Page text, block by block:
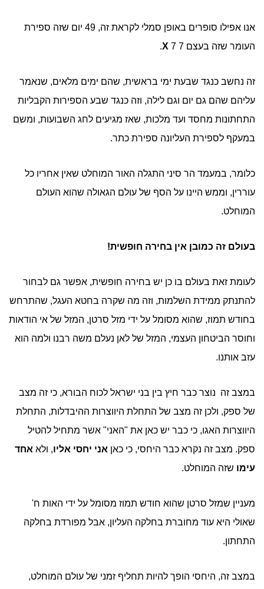
אנו אפילו סופרים באופן סמלי לקראת זה, 49 יום שזה ספירת
העומר שזה בעצם 7
X 7.
זה נחשב כנגד שבעת ימי בראשית, שהם ימים מלאים, שנאמר
עליהם שהם גם יום וגם לילה, וזה כנגד שבע הספירות הקבליות
התחתונות מחסד ועד מלכות, שאז מגיעים לחג השבועות, ומשם
במעקף לספירת העליונה ספירת כתר.
כלומר, במעמד הר סיני התגלה האור המוחלט שאין אחריו כל
עוררין, וממש היינו על הסף של עולם הגאולה שהוא העולם
המוחלט.
בעולם זה כמובן אין בחירה חופשית!
לעומת זאת בעולם בו כן יש בחירה חופשית, אפשר גם לבחור
להתנתק ממידת השלמות, וזה מה שקרה בחטא העגל, שהתרחש
בחודש תמוז, שהוא מסומל על ידי מזל סרטן, המזל של אי הודאות
וחוסר הביטחון העצמי, המזל של לאן נעלם משה רבנו ולמה הוא
עזב אותנו.
במצב זה נוצר כבר חיץ בין בני ישראל לכוח הבורא, כי זה מצב
של ספק, ולכן זה מצב של התחלת היווצרות ההיבדלות, התחלת
היווצרות האגו, כי כבר יש כאן את "האני" אשר מתחיל להטיל
ספק. מצב זה נקרא כבר היחסי, כי כאן אני יחסי אליו, ולא אחד
עימו שזה המוחלט.
מעניין שמזל סרטן שהוא חודש תמוז מסומל על ידי האות ח'
שאולי היא עוד מחוברת בחלקה העליון, אבל מפורדת בחלקה
התחתון.
במצב זה, היחסי הופך להיות תחליף זמני של עולם המוחלט,